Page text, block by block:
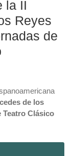
la II
Reyes
de
de los
Teatro Clásico